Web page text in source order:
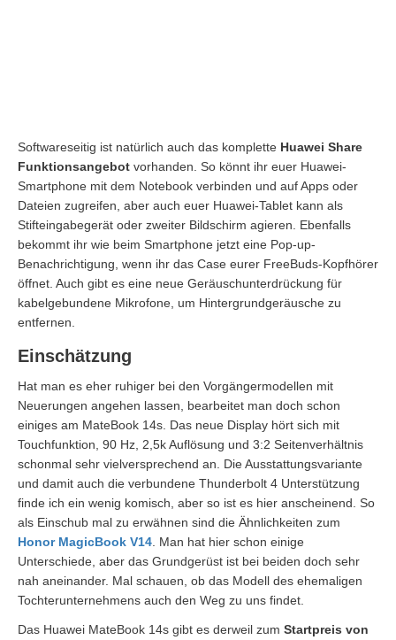
Softwareseitig ist natürlich auch das komplette Huawei Share
Funktionsangebot vorhanden. So könnt ihr euer Huawei-
Smartphone mit dem Notebook verbinden und auf Apps oder
Dateien zugreifen, aber auch euer Huawei-Tablet kann als
Stifteingabegerät oder zweiter Bildschirm agieren. Ebenfalls
bekommt ihr wie beim Smartphone jetzt eine Pop-up-
Benachrichtigung, wenn ihr das Case eurer FreeBuds-Kopfhörer
öffnet. Auch gibt es eine neue Geräuschunterdrückung für
kabelgebundene Mikrofone, um Hintergrundgeräusche zu
entfernen.
Einschätzung
Hat man es eher ruhiger bei den Vorgängermodellen mit
Neuerungen angehen lassen, bearbeitet man doch schon
einiges am MateBook 14s. Das neue Display hört sich mit
Touchfunktion, 90 Hz, 2,5k Auflösung und 3:2 Seitenverhältnis
schonmal sehr vielversprechend an. Die Ausstattungsvariante
und damit auch die verbundene Thunderbolt 4 Unterstützung
finde ich ein wenig komisch, aber so ist es hier anscheinend. So
als Einschub mal zu erwähnen sind die Ähnlichkeiten zum
Honor MagicBook V14 . Man hat hier schon einige
Unterschiede, aber das Grundgerüst ist bei beiden doch sehr
nah aneinander. Mal schauen, ob das Modell des ehemaligen
Tochterunternehmens auch den Weg zu uns findet.
Das Huawei MateBook 14s gibt es derweil zum Startpreis von